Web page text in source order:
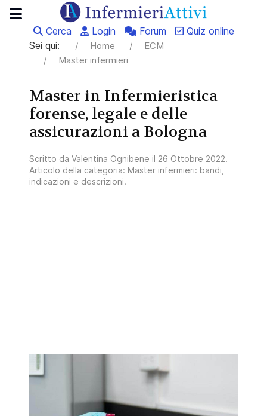
Cerca Login Forum
Quiz online
Sei qui:
Home
ECM
Master infermieri
Master in Infermieristica
forense, legale e delle
assicurazioni a Bologna
Scritto da Valentina Ognibene il 26 Ottobre 2022.
Articolo della categoria: Master infermieri: bandi,
indicazioni e descrizioni.